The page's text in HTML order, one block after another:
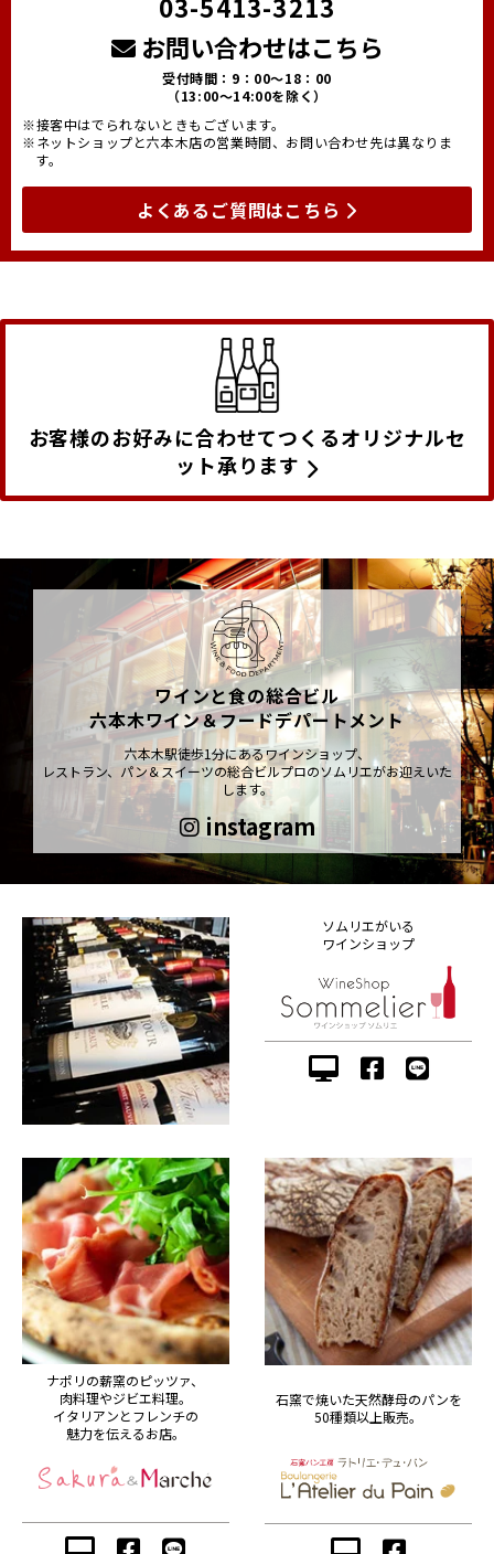
お問い合わせはこちら
受付時間：9：00～18：00
（13:00～14:00を除く）
※接客中はでられないときもございます。
※ネットショップと六本木店の営業時間、お問い合わせ先は異なりま
す。
よくあるご質問はこちら
お客様のお好みに合わせてつくるオリジナルセ
ット承ります
ワインと食の総合ビル
六本木ワイン＆フードデパートメント
六本木駅徒歩1分にあるワインショップ、
レストラン、パン＆スイーツの総合ビルプロのソムリエがお迎えいた
します。
instagram
ソムリエがいる
ワインショップ
ナポリの薪窯のピッツァ、
肉料理やジビエ料理。
イタリアンとフレンチの
魅力を伝えるお店。
石窯で焼いた天然酵母のパンを
50種類以上販売。